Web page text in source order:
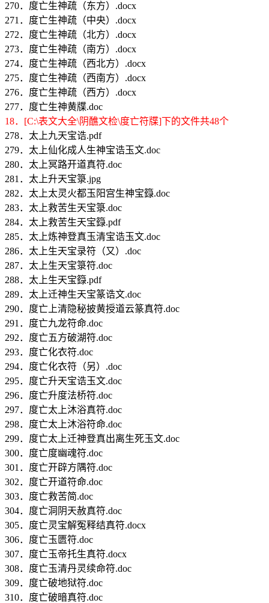
270．度亡生神疏（东方）.docx
271．度亡生神疏（中央）.docx
272．度亡生神疏（北方）.docx
273．度亡生神疏（南方）.docx
274．度亡生神疏（西北方）.docx
275．度亡生神疏（西南方）.docx
276．度亡生神疏（西方）.docx
277．度亡生神黄牒.doc
18．[C:\表文大全\阴醮文检\度亡符牒]下的文件共48个
278．太上九天宝诰.pdf
279．太上仙化成人生神宝诰玉文.doc
280．太上冥路开道真符.doc
281．太上升天宝箓.jpg
282．太上太灵火都玉阳宫生神宝籙.doc
283．太上救苦生天宝箓.doc
284．太上救苦生天宝籙.pdf
285．太上炼神登真玉清宝诰玉文.doc
286．太上生天宝录符（又）.doc
287．太上生天宝箓符.doc
288．太上生天宝籙.pdf
289．太上迁神生天宝篆诰文.doc
290．度亡上清隐秘披黄授道云篆真符.doc
291．度亡九龙符命.doc
292．度亡五方破湖符.doc
293．度亡化衣符.doc
294．度亡化衣符（另）.doc
295．度亡升天宝诰玉文.doc
296．度亡升度法桥符.doc
297．度亡太上沐浴真符.doc
298．度亡太上沐浴符命.doc
299．度亡太上迁神登真出离生死玉文.doc
300．度亡度幽魂符.doc
301．度亡开辟方隅符.doc
302．度亡开道符命.doc
303．度亡救苦简.doc
304．度亡洞阴天赦真符.doc
305．度亡灵宝解冤释结真符.docx
306．度亡玉匮符.doc
307．度亡玉帝托生真符.docx
308．度亡玉清丹灵续命符.doc
309．度亡破地狱符.doc
310．度亡破暗真符.doc